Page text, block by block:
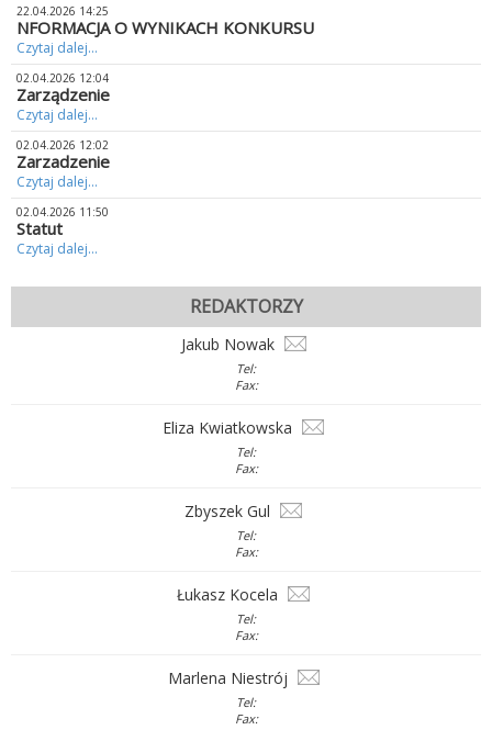
22.04.2026 14:25
NFORMACJA O WYNIKACH KONKURSU
Czytaj dalej...
02.04.2026 12:04
Zarządzenie
Czytaj dalej...
02.04.2026 12:02
Zarzadzenie
Czytaj dalej...
02.04.2026 11:50
Statut
Czytaj dalej...
REDAKTORZY
Jakub Nowak
Tel:
Fax:
Eliza Kwiatkowska
Tel:
Fax:
Zbyszek Gul
Tel:
Fax:
Łukasz Kocela
Tel:
Fax:
Marlena Niestrój
Tel:
Fax: